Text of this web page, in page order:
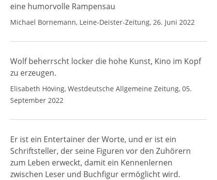
eine humorvolle Rampensau
Michael Bornemann, Leine-Deister-Zeitung, 26. Juni 2022
Wolf beherrscht locker die hohe Kunst, Kino im Kopf
zu erzeugen.
Elisabeth Höving, Westdeutsche Allgemeine Zeitung, 05.
September 2022
Er ist ein Entertainer der Worte, und er ist ein
Schriftsteller, der seine Figuren vor den Zuhörern
zum Leben erweckt, damit ein Kennenlernen
zwischen Leser und Buchfigur ermöglicht wird.